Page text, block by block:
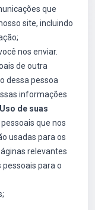
que
site, incluindo
nos enviar.
de outra
dessa pessoa
informações
Uso de suas
que nos
usadas para os
relevantes
para o